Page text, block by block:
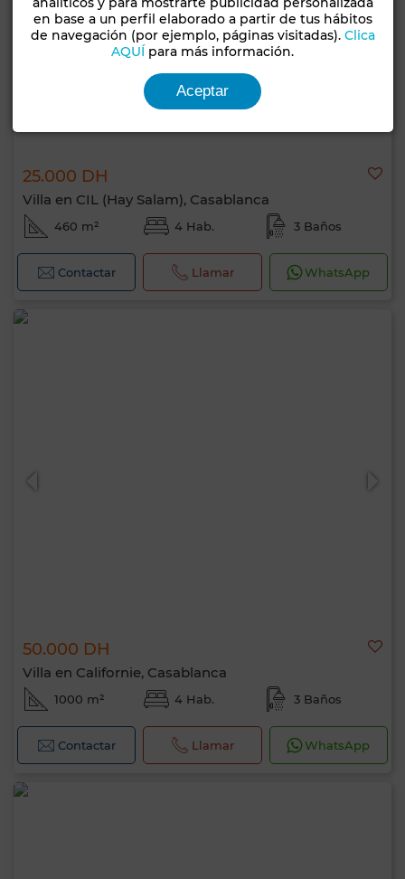
25.000 DH
Villa en CIL (Hay Salam), Casablanca
460 m² 4 Hab. 3 Baños
Contactar Llamar WhatsApp
50.000 DH
Villa en Californie, Casablanca
1000 m² 4 Hab. 3 Baños
Contactar Llamar WhatsApp
en base a un perfil elaborado a partir de tus hábitos
de navegación (por ejemplo, páginas visitadas). Clica
AQUÍ para más información.
Aceptar